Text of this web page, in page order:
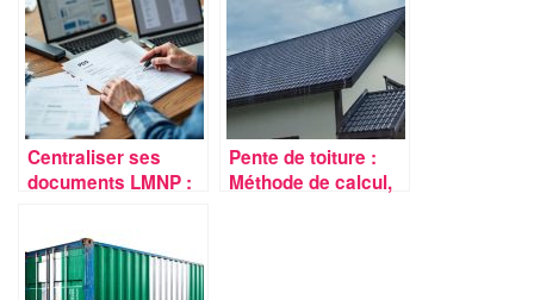
Centraliser ses
documents LMNP :
pour classer
charges intérêts et
amortissements
Pente de toiture :
Méthode de calcul,